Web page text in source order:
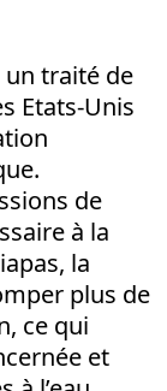
un traité de
Etats-Unis
de
à la
la
plus de
ce qui
et